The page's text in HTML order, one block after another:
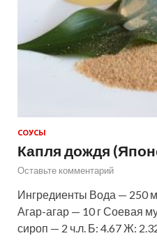
СОУСЫ
Капля дождя
Оставьте комментарий
Ингредиенты Вода — 250
Агар-агар — 10 г Соевая
сироп — 2 ч.л. Б: 4.67 Ж: